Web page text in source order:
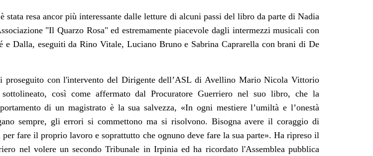
stata resa ancor più interessante dalle letture di alcuni passi del libro da parte diNadia
"Il Quarzo Rosa" ed estremamente piacevole dagli intermezzi musicali con
e Dalla, eseguiti da Rino Vitale, Luciano Bruno e Sabrina Caprarella con brani di De
proseguito con l'intervento del Dirigente dell’ASL di Avellino Mario Nicola Vittorio
così come affermato dal Procuratore Guerriero nel suo libro, che la
di un magistrato è la sua salvezza, «In ogni mestiere l’umiltà e l’onestà
sempre, gli errori si commettono ma si risolvono. Bisogna avere il coraggio di
per fare il proprio lavoro e soprattutto che ognuno deve fare la sua parte». Ha ripreso il
nel volere un secondo Tribunale in Irpinia ed ha ricordato l'Assemblea pubblica